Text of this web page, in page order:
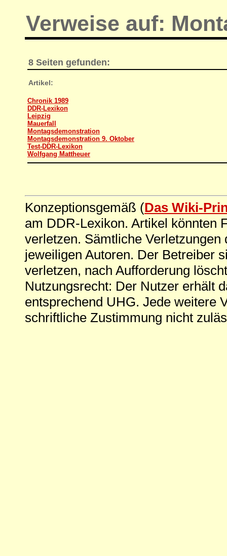
Verweise auf:
8 Seiten gefunden:
Artikel:
Chronik 1989
DDR-Lexikon
Leipzig
Mauerfall
Montagsdemonstration
Montagsdemonstration 9. Oktober
Test-DDR-Lexikon
Wolfgang Mattheuer
Konzeptionsgemäß (Das Wiki-
am DDR-Lexikon. Artikel könnten
verletzen. Sämtliche
jeweiligen Autoren. Der Betreiber
verletzen, nach Aufforderung
Nutzungsrecht: Der Nutzer erhält
entsprechend UHG. Jede weitere
schriftliche Zustimmung nicht